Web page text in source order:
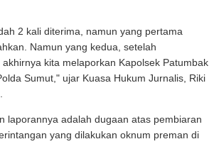
2 kali diterima, namun yang pertama
Namun yang kedua, setelah
kita melaporkan Kapolsek Patumbak
Sumut," ujar Kuasa Hukum Jurnalis, Riki
laporannya adalah dugaan atas pembiaran
yang dilakukan oknum preman di